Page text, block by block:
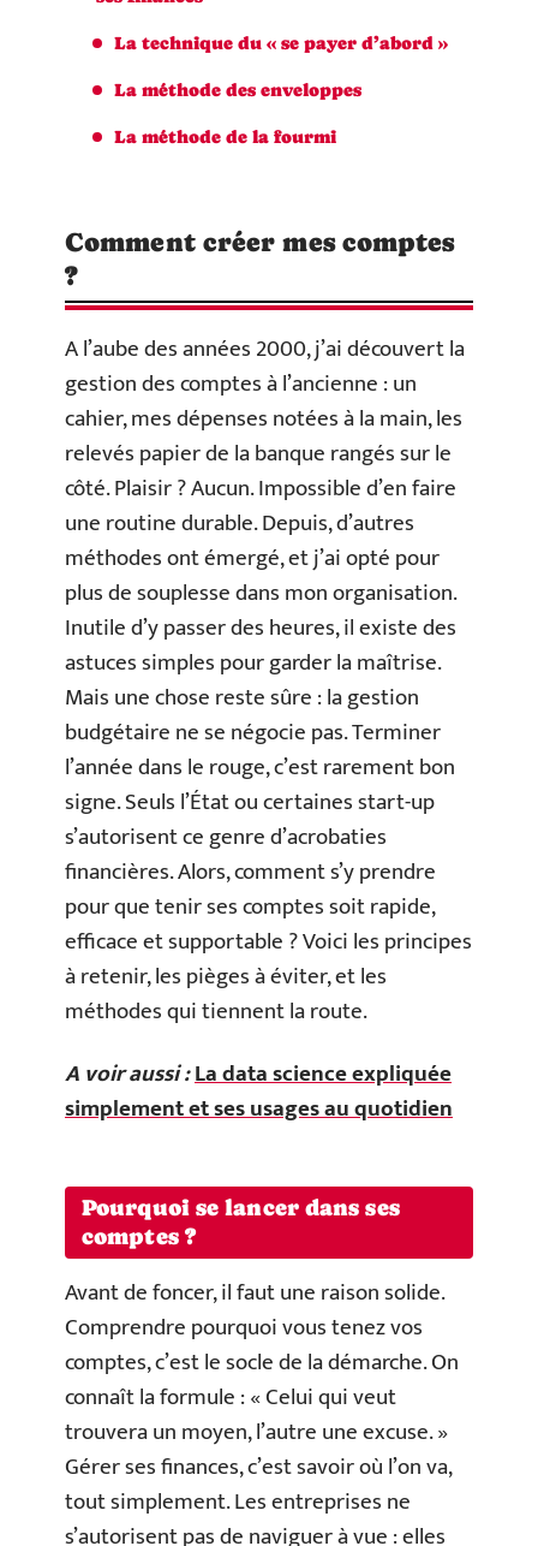
La technique du « se payer d’abord »
La méthode des enveloppes
La méthode de la fourmi
Comment créer mes comptes
?
A l’aube des années 2000, j’ai découvert la
gestion des comptes à l’ancienne : un
cahier, mes dépenses notées à la main, les
relevés papier de la banque rangés sur le
côté. Plaisir ? Aucun. Impossible d’en faire
une routine durable. Depuis, d’autres
méthodes ont émergé, et j’ai opté pour
plus de souplesse dans mon organisation.
Inutile d’y passer des heures, il existe des
astuces simples pour garder la maîtrise.
Mais une chose reste sûre : la gestion
budgétaire ne se négocie pas. Terminer
l’année dans le rouge, c’est rarement bon
signe. Seuls l’État ou certaines start-up
s’autorisent ce genre d’acrobaties
financières. Alors, comment s’y prendre
pour que tenir ses comptes soit rapide,
efficace et supportable ? Voici les principes
à retenir, les pièges à éviter, et les
méthodes qui tiennent la route.
A voir aussi :La data science expliquée
simplement et ses usages au quotidien
Pourquoi se lancer dans ses
comptes ?
Avant de foncer, il faut une raison solide.
Comprendre pourquoi vous tenez vos
comptes, c’est le socle de la démarche. On
connaît la formule : « Celui qui veut
trouvera un moyen, l’autre une excuse. »
Gérer ses finances, c’est savoir où l’on va,
tout simplement. Les entreprises ne
s’autorisent pas de naviguer à vue : elles